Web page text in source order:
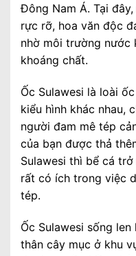
Đông Nam Á. Tại
rực rỡ, hoa văn độc
nhờ môi trường nước
khoáng chất.
Ốc Sulawesi là loài
kiểu hình khác nhau,
người đam mê tép
của bạn được thả
Sulawesi thì bể cá
rất có ích trong việc
tép.
Ốc Sulawesi sống
thân cây mục ở khu